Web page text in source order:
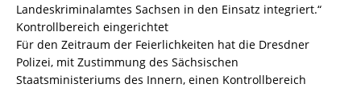
Landeskriminalamtes Sachsen in den Einsatz integriert.“
Kontrollbereich eingerichtet
Für den Zeitraum der Feierlichkeiten hat die Dresdner
Polizei, mit Zustimmung des Sächsischen
Staatsministeriums des Innern, einen Kontrollbereich